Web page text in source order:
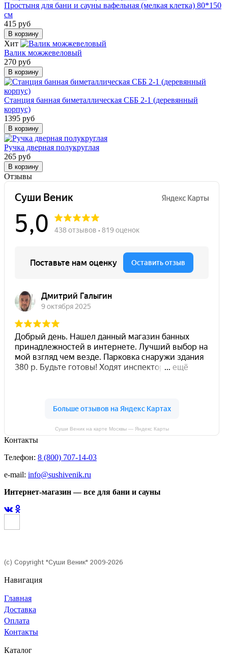
Простыня для бани и сауны вафельная (мелкая клетка) 80*150
см
415 руб
В корзину
Хит
Валик можжевеловый
270 руб
В корзину
Станция банная биметаллическая СББ 2-1 (деревянный
корпус)
1395 руб
В корзину
Ручка дверная полукруглая
265 руб
В корзину
Отзывы
Суши Веник на карте Москвы — Яндекс Карты
Контакты
Телефон: 8 (800) 707-14-03
e-mail: info@sushivenik.ru
Интернет-магазин — все для бани и сауны
(с) Copyright "Суши Веник" 2009-2026
Навигация
Главная
Доставка
Оплата
Контакты
Каталог